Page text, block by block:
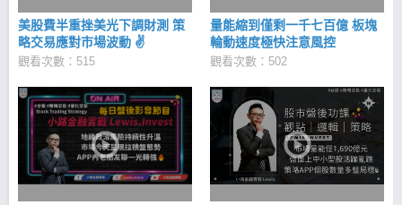
美股費半重挫美光下調財測 策
略交易應對市場波動 ✌
觀看次數：515
量能縮到僅剩一千七百億 板塊
輪動速度極快注意風控
觀看次數：502